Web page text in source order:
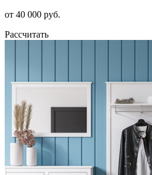
от 40 000 руб.
Рассчитать